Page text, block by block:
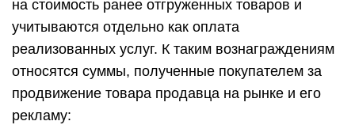
на стоимость ранее отгруженных товаров и
учитываются отдельно как оплата
реализованных услуг. К таким вознаграждениям
относятся суммы, полученные покупателем за
продвижение товара продавца на рынке и его
рекламу: